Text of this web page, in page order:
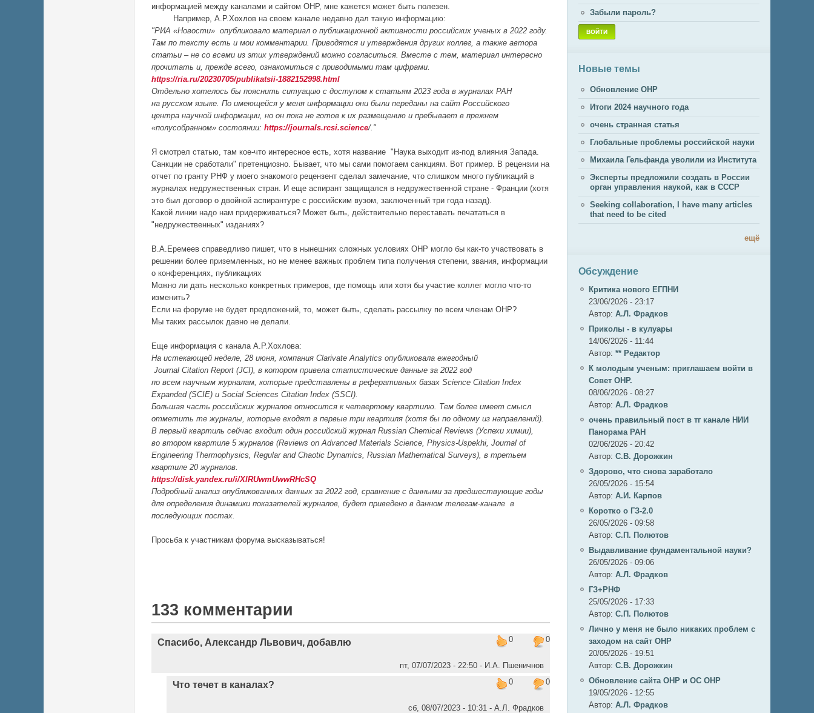
информацией между каналами и сайтом ОНР, мне кажется может быть полезен.
Например, А.Р.Хохлов на своем канале недавно дал такую информацию:
"РИА «Новости» опубликовало материал о публикационной активности российских ученых в 2022 году.
Там по тексту есть и мои комментарии. Приводятся и утверждения других коллег, а также автора
статьи – не со всеми из этих утверждений можно согласиться. Вместе с тем, материал интересно
прочитать и, прежде всего, ознакомиться с приводимыми там цифрами.
https://ria.ru/20230705/publikatsii-1882152998.html
Отдельно хотелось бы пояснить ситуацию с доступом к статьям 2023 года в журналах РАН
на русском языке. По имеющейся у меня информации они были переданы на сайт Российского
центра научной информации, но он пока не готов к их размещению и пребывает в прежнем
«полусобранном» состоянии: https://journals.rcsi.science/."
Я смотрел статью, там кое-что интересное есть, хотя название "Наука выходит из-под влияния Запада.
Санкции не сработали" претенциозно. Бывает, что мы сами помогаем санкциям. Вот пример. В рецензии на
отчет по гранту РНФ у моего знакомого рецензент сделал замечание, что слишком много публикаций в
журналах недружественных стран. И еще аспирант защищался в недружественной стране - Франции (хотя
это был договор о двойной аспирантуре с российским вузом, заключенный три года назад).
Какой линии надо нам придерживаться? Может быть, действительно переставать печататься в
"недружественных" изданиях?
В.А.Еремеев справедливо пишет, что в нынешних сложных условиях ОНР могло бы как-то участвовать в
решении более приземленных, но не менее важных проблем типа получения степени, звания, информации
о конференциях, публикациях
Можно ли дать несколько конкретных примеров, где помощь или хотя бы участие коллег могло что-то
изменить?
Если на форуме не будет предложений, то, может быть, сделать рассылку по всем членам ОНР?
Мы таких рассылок давно не делали.
Еще информация с канала А.Р.Хохлова:
На истекающей неделе, 28 июня, компания Clarivate Analytics опубликовала ежегодный
Journal Citation Report (JCI), в котором привела статистические данные за 2022 год
по всем научным журналам, которые представлены в реферативных базах Science Citation Index
Expanded (SCIE) и Social Sciences Citation Index (SSCI).
Большая часть российских журналов относится к четвертому квартилю. Тем более имеет смысл
отметить те журналы, которые входят в первые три квартиля (хотя бы по одному из направлений).
В первый квартиль сейчас входит один российский журнал Russian Chemical Reviews (Успехи химии),
во втором квартиле 5 журналов (Reviews on Advanced Materials Science, Physics-Uspekhi, Journal of
Engineering Thermophysics, Regular and Chaotic Dynamics, Russian Mathematical Surveys), в третьем
квартиле 20 журналов.
https://disk.yandex.ru/i/XlRUwmUwwRHcSQ
Подробный анализ опубликованных данных за 2022 год, сравнение с данными за предшествующие годы
для определения динамики показателей журналов, будет приведено в данном телегам-канале в
последующих постах.
Просьба к участникам форума высказываться!
133 комментарии
0 0
Спасибо, Александр Львович, добавлю
пт, 07/07/2023 - 22:50 - И.А. Пшеничнов
0
0
Что течет в каналах?
сб, 08/07/2023 - 10:31 - А.Л. Фрадков
Забыли пароль?
Новые темы
Обновление ОНР
Итоги 2024 научного года
очень странная статья
Глобальные проблемы российской науки
Михаила Гельфанда уволили из Института
Эксперты предложили создать в России
орган управления наукой, как в СССР
Seeking collaboration, I have many articles
that need to be cited
ещё
Обсуждение
Критика нового ЕГПНИ
23/06/2026 - 23:17
Автор: А.Л. Фрадков
Приколы - в кулуары
14/06/2026 - 11:44
Автор: ** Редактор
К молодым ученым: приглашаем войти в
Совет ОНР.
08/06/2026 - 08:27
Автор: А.Л. Фрадков
очень правильный пост в тг канале НИИ
Панорама РАН
02/06/2026 - 20:42
Автор: С.В. Дорожкин
Здорово, что снова заработало
26/05/2026 - 15:54
Автор: А.И. Карпов
Коротко о ГЗ-2.0
26/05/2026 - 09:58
Автор: C.П. Полютов
Выдавливание фундаментальной науки?
26/05/2026 - 09:06
Автор: А.Л. Фрадков
ГЗ+РНФ
25/05/2026 - 17:33
Автор: C.П. Полютов
Лично у меня не было никаких проблем с
заходом на сайт ОНР
20/05/2026 - 19:51
Автор: С.В. Дорожкин
Обновление сайта ОНР и ОС ОНР
19/05/2026 - 12:55
Автор: А.Л. Фрадков